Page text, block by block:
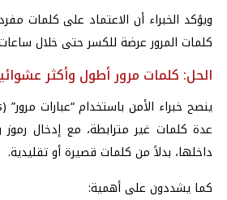
ويؤكد الخبراء أن الاعتماد على كلمات
كلمات المرور عرضة للكسر حتى خلال
الحل: كلمات مرور أطول وأكثر
عدة كلمات غير مترابطة، مع إدخال
داخلها، بدلاً من كلمات قصيرة أو تقليدية.
كما يشددون على أهمية: